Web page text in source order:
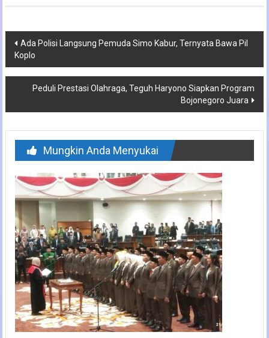
Navigasi
pos
Ada Polisi Langsung Pemuda Simo Kabur, Ternyata Bawa Pil
Koplo
Peduli Prestasi Olahraga, Teguh Haryono Siapkan Program
Bojonegoro Juara
Mungkin Anda Menyukai